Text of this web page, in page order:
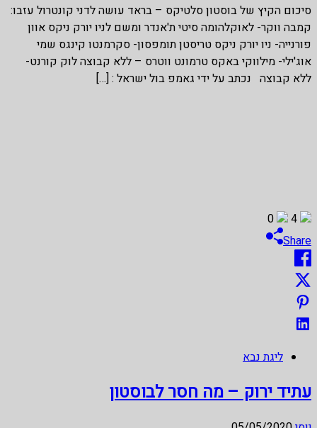
סיכום הקיץ של בוסטון סלטיקס – בראד עושה לדני קונטרול עזבו:
קמבה ווקר- לאוקלהומה סיטי ת'אנדר ומשם לניו יורק ניקס אוון
פורנייה- ניו יורק ניקס טריסטן תומפסון- סקרמנטו קינגס שמי
אוג'ילי- מילווקי באקס טרמונט ווטרס – ללא קבוצה לוק קורנט-
ללא קבוצה נכתב על ידי גאמפ בול ישראל : […]
4
0
Share
ליגת נבא
עתיד ירוק – מה חסר לבוסטון